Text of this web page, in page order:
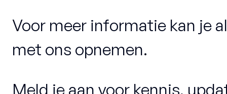
Voor meer informatie kan je
met ons opnemen.
Meld je aan voor kennis,